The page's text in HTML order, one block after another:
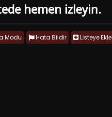
hemen izleyin.
Listeye Ekle
Hata Bildir
Modu